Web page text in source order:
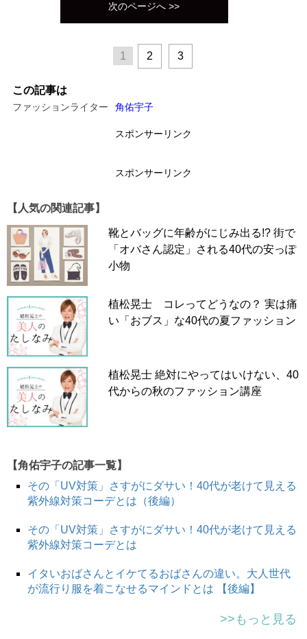
次のページへ >>
1 2 3
この記事は
ファッションライター 角佑宇子
スポンサーリンク
スポンサーリンク
【人気の関連記事】
靴とバッグに年齢がにじみ出る!? 街で
「オバさん認定」される40代の安っぽ
小物
植松晃士 コレってどうなの？ 実は痛
い「おブス」な40代の夏ファッション
植松晃士 絶対にやってはいけない、40
代からの秋のファッション講座
【角佑宇子の記事一覧】
その「UV対策」さすがにダサい！40代が老けて見える
紫外線対策コーデとは（後編）
その「UV対策」さすがにダサい！40代が老けて見える
紫外線対策コーデとは
イタいおばさんとイケてるおばさんの違い。大人世代
が流行り服を着こなせるマインドとは 【後編】
>>もっと見る